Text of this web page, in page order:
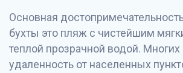
Основная
бухты это пляж с чистейшим
теплой прозрачной водой. Многих
удаленность от населенных